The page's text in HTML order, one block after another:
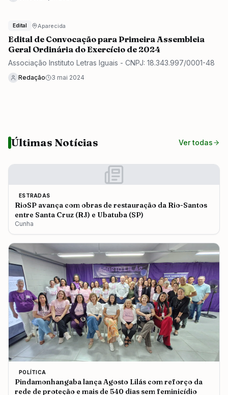
Edital Aparecida
Edital de Convocação para Primeira Assembleia
Geral Ordinária do Exercício de 2024
Associação Instituto Letras Iguais - CNPJ: 18.343.997/0001-48
Redação 3 mai 2024
Últimas Notícias Ver todas
ESTRADAS
RioSP avança com obras de restauração da Rio-Santos
entre Santa Cruz (RJ) e Ubatuba (SP)
Cunha
POLÍTICA
Pindamonhangaba lança Agosto Lilás com reforço da
rede de proteção e mais de 540 dias sem feminicídio